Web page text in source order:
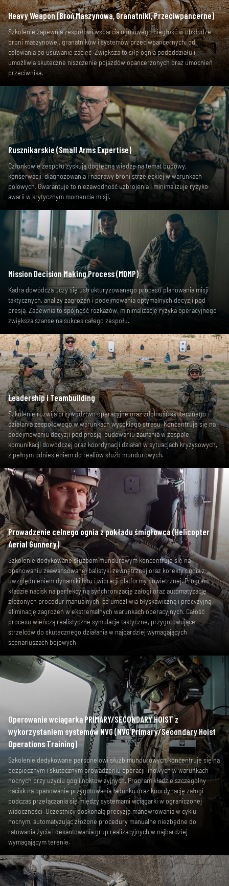
Heavy Weapon (Broń Maszynowa, Granatniki, Przeciwpancerne)
Szkolenie zapewnia zespołowi wsparcia ogniowego biegłość w obsłudze
broni maszynowej, granatników i systemów przeciwpancernych, od
celowania po usuwanie zacięć. Zwiększa to siłę ognia pododdziału i
umożliwia skuteczne niszczenie pojazdów opancerzonych oraz umocnień
przeciwnika.
Rusznikarskie (Small Arms Expertise)
Członkowie zespołu zyskują dogłębną wiedzę na temat budowy,
konserwacji, diagnozowania i naprawy broni strzeleckiej w warunkach
polowych. Gwarantuje to niezawodność uzbrojenia i minimalizuje ryzyko
awarii w krytycznym momencie misji.
Mission Decision Making Process (MDMP)
Kadra dowódcza uczy się ustrukturyzowanego procesu planowania misji
taktycznych, analizy zagrożeń i podejmowania optymalnych decyzji pod
presją. Zapewnia to spójność rozkazów, minimalizację ryzyka operacyjnego i
zwiększa szanse na sukces całego zespołu.
Leadership i Teambuilding
Szkolenie rozwija przywództwo operacyjne oraz zdolność skutecznego
działania zespołowego w warunkach wysokiego stresu. Koncentruje się na
podejmowaniu decyzji pod presją, budowaniu zaufania w zespole,
komunikacji dowódczej oraz koordynacji działań w sytuacjach kryzysowych,
z pełnym odniesieniem do realiów służb mundurowych.
Prowadzenie celnego ognia z pokładu śmigłowca (Helicopter
Aerial Gunnery)
Szkolenie dedykowane służbom mundurowym koncentruje się na
opanowaniu zaawansowanej balistyki zewnętrznej oraz korekty ognia z
uwzględnieniem dynamiki lotu i wibracji platformy powietrznej. Program
kładzie nacisk na perfekcyjną synchronizację załogi oraz automatyzację
złożonych procedur manualnych, co umożliwia błyskawiczną i precyzyjną
eliminację zagrożeń w ekstremalnych warunkach operacyjnych. Całość
procesu wieńczą realistyczne symulacje taktyczne, przygotowujące
strzelców do skutecznego działania w najbardziej wymagających
scenariuszach bojowych.
Operowanie wciągarką PRIMARY/SECONDARY HOIST z
wykorzystaniem systemów NVG (NVG Primary/Secondary Hoist
Operations Training)
Szkolenie dedykowane personelowi służb mundurowych koncentruje się na
bezpiecznym i skutecznym prowadzeniu operacji linowych w warunkach
nocnych przy użyciu gogli noktowizyjnych. Program kładzie szczególny
nacisk na opanowanie przygotowania ładunku oraz koordynację załogi
podczas przełączania się między systemami wciągarki w ograniczonej
widoczności. Uczestnicy doskonalą precyzję manewrowania w cyklu
nocnym, automatyzując złożone procedury manualne niezbędne do
ratowania życia i desantowania grup realizacyjnych w najbardziej
wymagającym terenie.